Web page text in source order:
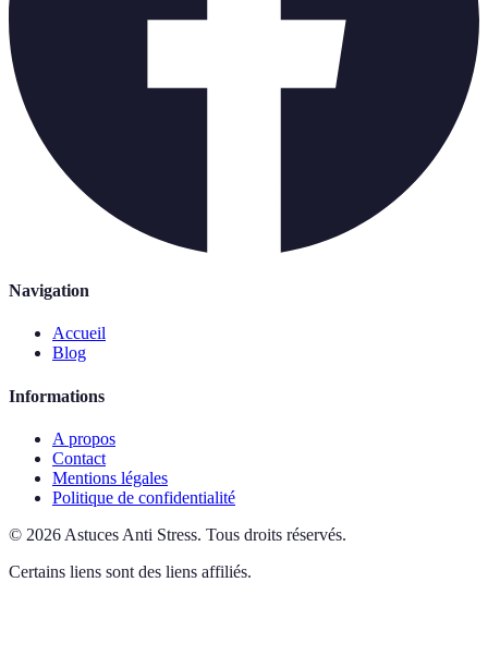
Navigation
Accueil
Blog
Informations
A propos
Contact
Mentions légales
Politique de confidentialité
© 2026 Astuces Anti Stress. Tous droits réservés.
Certains liens sont des liens affiliés.